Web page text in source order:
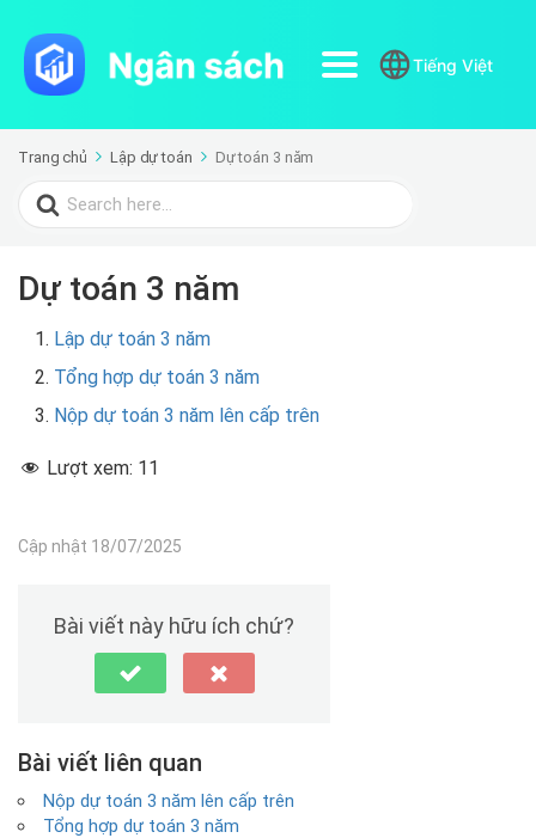
Tiếng Việt
Trang chủ Lập dự toán Dự toán 3 năm
Search
for:
Dự toán 3 năm
Lập dự toán 3 năm
Tổng hợp dự toán 3 năm
Nộp dự toán 3 năm lên cấp trên
Lượt xem: 11
Cập nhật 18/07/2025
Bài viết này hữu ích chứ?
Bài viết liên quan
Nộp dự toán 3 năm lên cấp trên
Tổng hợp dự toán 3 năm